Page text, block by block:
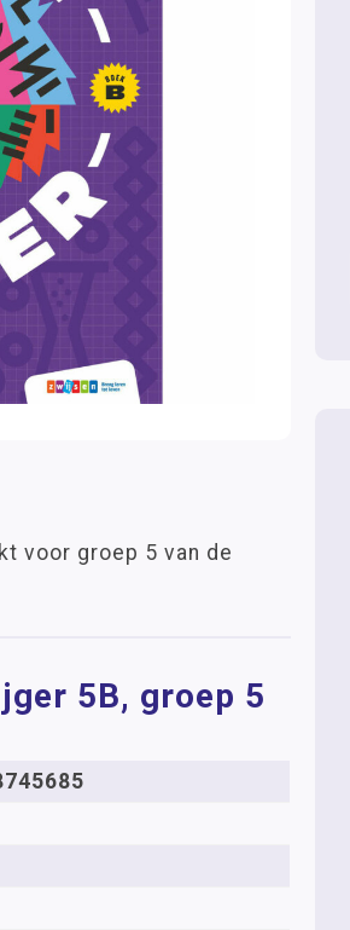
voor groep 5 van de
5B, groep 5